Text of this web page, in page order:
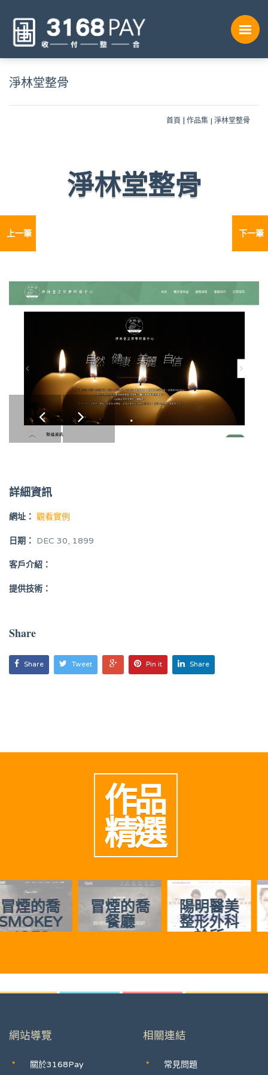
淨林堂整骨
首頁 作品集 淨林堂整骨
上一筆 下一筆
淨林堂整骨
詳細資訊
網址： 觀看實例
日期： DEC 30, 1899
客戶介紹：
提供技術：
Share
Share Tweet Pin it Share
作品
精選
冒煙的喬
餐廳
陽明醫美
整形外科
診所
慈美時尚
診所
網站導覽
關於3168Pay
相關連結
常見問題